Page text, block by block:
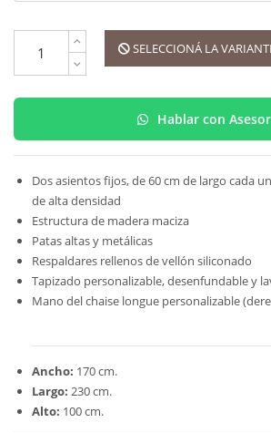
SELECCIONÁ LA
Hablar con Asesor
Dos asientos fijos, de 60 cm de largo cada
de alta densidad
Estructura de madera maciza
Patas altas y metálicas
Respaldares rellenos de vellón siliconado
Tapizado personalizable, desenfundable y
Mano del chaise longue personalizable
Ancho: 170 cm.
Largo: 230 cm.
Alto: 100 cm.